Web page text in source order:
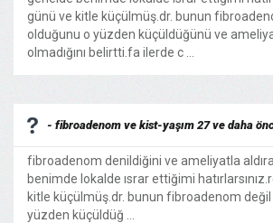
günü ve kitle küçülmüş.dr. bunun
olduğunu o yüzden küçüldüğünü ve
olmadığını belirtti.fa ilerde c ...
- fibroadenom ve kist-yaşım 27 ve daha
fibroadenom denildiğini ve ameliyatla
benimde lokalde ısrar ettiğimi
kitle küçülmüş.dr. bunun fibroadenom
yüzden küçüldüğ ...